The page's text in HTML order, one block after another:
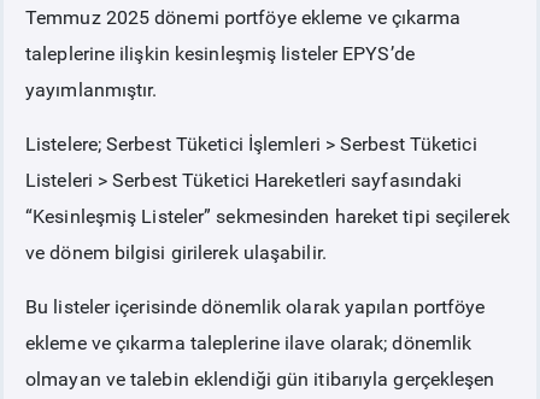
TEMİNAT
BÜLTENLER
BT HİZMET YÖNETİM SİSTEMİ POLİTİKAMIZ
Temmuz 2025 dönemi portföye ekleme ve çıkarma
taleplerine ilişkin kesinleşmiş listeler EPYS’de
yayımlanmıştır.
Listelere; Serbest Tüketici İşlemleri > Serbest Tüketici
Listeleri > Serbest Tüketici Hareketleri sayfasındaki
“Kesinleşmiş Listeler” sekmesinden hareket tipi seçilerek
ve dönem bilgisi girilerek ulaşabilir.
Bu listeler içerisinde dönemlik olarak yapılan portföye
ekleme ve çıkarma taleplerine ilave olarak; dönemlik
olmayan ve talebin eklendiği gün itibarıyla gerçekleşen